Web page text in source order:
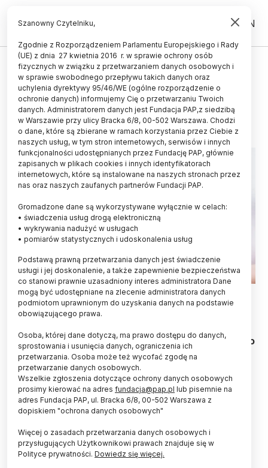
PL EN
ŚWIAT
Szybki internet sprzyja otyłości
21.11.2024
aktualizacja: 21.11.2024
2 minuty czytania
Fot. Adobe Stock
Australijscy naukowcy wyliczyli, że wzrost
przepustowości łącza internetowego o 1 proc.
powoduje wzrost indeksu masy ciała BMI średnio o
1.57 kg/m2, a także wzrost zachorowalności na
otyłość - 6,6 proc. Stojące za tym mechanizmy są
trywialne – więcej siedzenia i mniej ruchu.
Popularne aktywności związane z
spędzanie wielu godzin na platformach
streamingowych czy grach online, mogą
przyczyniać się do rozpowszechniania się otyłości –
Szanowny Czytelniku,
Zgodnie z Rozporządzeniem Parlamentu Europejskiego i Rady
(UE) z dnia 27 kwietnia 2016 r. w sprawie ochrony osób
fizycznych w związku z przetwarzaniem danych osobowych i
w sprawie swobodnego przepływu takich danych oraz
uchylenia dyrektywy 95/46/WE (ogólne rozporządzenie o
ochronie danych) informujemy Cię o przetwarzaniu Twoich
danych. Administratorem danych jest Fundacja PAP,z siedzibą
w Warszawie przy ulicy Bracka 6/8, 00-502 Warszawa. Chodzi
o dane, które są zbierane w ramach korzystania przez Ciebie z
naszych usług, w tym stron internetowych, serwisów i innych
funkcjonalności udostępnianych przez Fundację PAP, głównie
zapisanych w plikach cookies i innych identyfikatorach
internetowych, które są instalowane na naszych stronach przez
nas oraz naszych zaufanych partnerów Fundacji PAP.
Gromadzone dane są wykorzystywane wyłącznie w celach:
• świadczenia usług drogą elektroniczną
• wykrywania nadużyć w usługach
• pomiarów statystycznych i udoskonalenia usług
Podstawą prawną przetwarzania danych jest świadczenie
usługi i jej doskonalenie, a także zapewnienie bezpieczeństwa
co stanowi prawnie uzasadniony interes administratora Dane
mogą być udostępniane na zlecenie administratora danych
podmiotom uprawnionym do uzyskania danych na podstawie
obowiązującego prawa.
Osoba, której dane dotyczą, ma prawo dostępu do danych,
sprostowania i usunięcia danych, ograniczenia ich
przetwarzania. Osoba może też wycofać zgodę na
przetwarzanie danych osobowych.
Wszelkie zgłoszenia dotyczące ochrony danych osobowych
prosimy kierować na adres fundacja@pap.pl lub pisemnie na
adres Fundacja PAP, ul. Bracka 6/8, 00-502 Warszawa z
dopiskiem "ochrona danych osobowych"
Więcej o zasadach przetwarzania danych osobowych i
przysługujących Użytkownikowi prawach znajduje się w
Polityce prywatności. Dowiedz się więcej.